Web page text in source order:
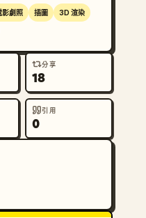
影劇照 插圖 3D 渲染
分享
18
引用
0